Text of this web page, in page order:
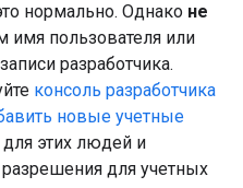
нормально. Однако не
имя пользователя или
разработчика.
консоль разработчика
новые учетные
для этих людей и
для учетных